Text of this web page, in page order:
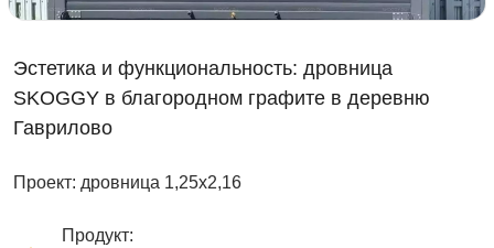
Эстетика и функциональность: дровница
SKOGGY в благородном графите в деревню
Гаврилово
Проект: дровница 1,25х2,16
Продукт